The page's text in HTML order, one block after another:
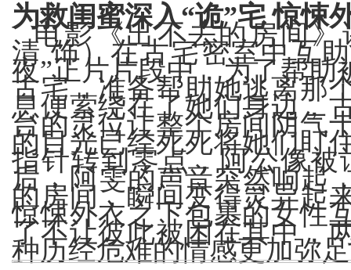
为救闺蜜深入“诡”宅 惊悚
电影《出不去的房间
清 饰）在古宅密室中互
夜”正片片段中，为了帮助
古宅，准备帮助她逃离那
息便萦绕在了她们身边，
台的灵位让整个房间阴气
的目光已经死死将她们盯
指针转到零点，阿公像
后，阿雯的声音突然响起
的房间，瞬间变得灵异起
惊悚外衣之下包裹的女性
了不让彼此被困在其中，
种历经危难的情感更加弥